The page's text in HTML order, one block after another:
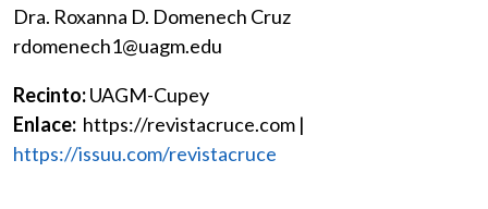
Dra. Roxanna D. Domenech Cruz
rdomenech1@uagm.edu
Recinto:UAGM-Cupey
Enlace: https://revistacruce.com |
https://issuu.com/revistacruce